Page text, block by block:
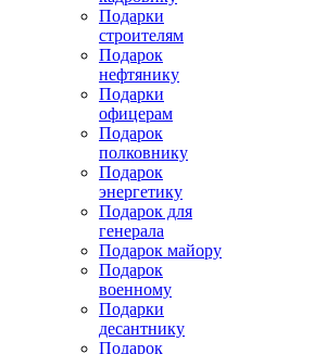
Подарки
строителям
Подарок
нефтянику
Подарки
офицерам
Подарок
полковнику
Подарок
энергетику
Подарок для
генерала
Подарок майору
Подарок
военному
Подарки
десантнику
Подарок